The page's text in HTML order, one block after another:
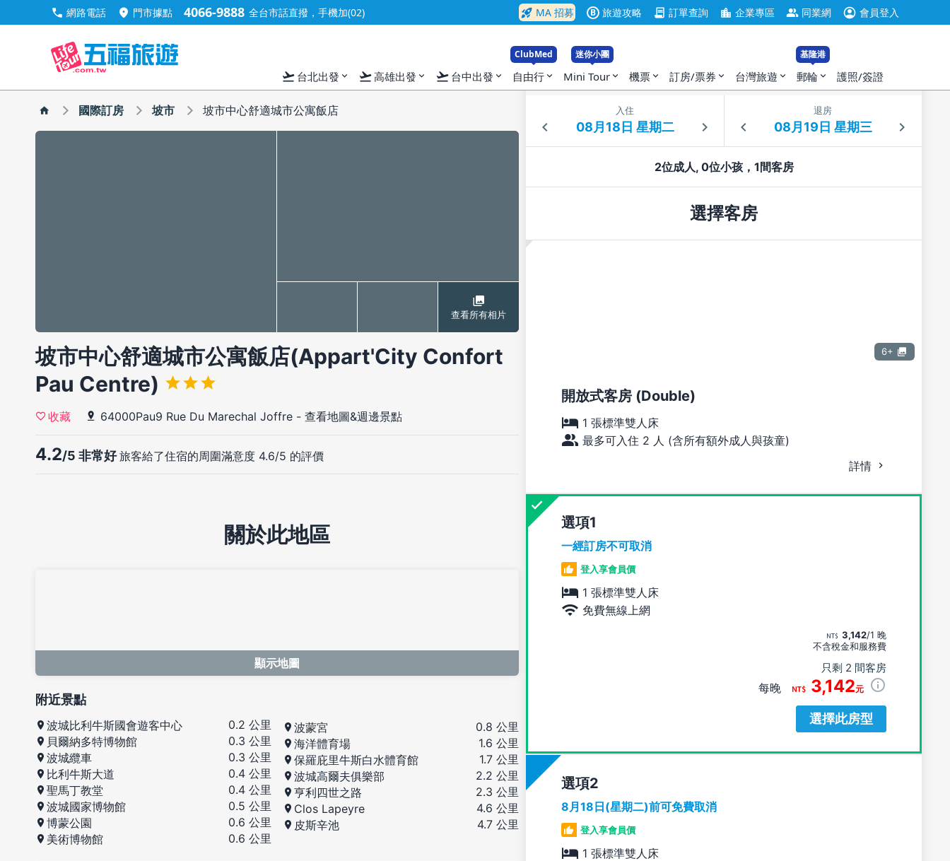
call 網路電話 location_on 門市據點 4066-9888 全台市話直撥，手機加(02) rocket_launch MA 招募 B 旅遊攻略 contract 訂單查詢 location_city 企業專區 group 同業網 account_circle 會員登入
flight_takeoff 台北出發 expand_more flight_takeoff高雄出發 expand_more flight_takeoff 台中出發 expand_more
ClubMed
自由行 expand_more
迷你小團
Mini Tour expand_more 機票 expand_more 訂房/票券 expand_more 台灣旅遊 expand_more
基隆港
郵輪 expand_more 護照/簽證
國際訂房 坡市 坡市中心舒適城市公寓飯店
查看所有相片
坡市中心舒適城市公寓飯店(Appart'City Confort
Pau Centre)
收藏 64000Pau9 Rue Du Marechal Joffre - 查看地圖&週邊景點
4.2/5 非常好旅客給了住宿的周圍滿意度 4.6/5 的評價
入住 退房
2位成人, 0位小孩，1間客房
選擇客房
6+
開放式客房 (Double)
1 張標準雙人床
最多可入住 2 人 (含所有額外成人與孩童)
詳情
選項
一經訂房不可取消
登入享會員價
1 張標準雙人床
免費無線上網
3,142/1 晚
不含稅金和服務費
只剩 2 間客房
每晚 3,142元
選擇此房型
選項
8月18日(星期二)前可免費取消
登入享會員價
1 張標準雙人床
關於此地區
顯示地圖
附近景點
波城比利牛斯國會遊客中心
0.2 公里
貝爾納多特博物館
0.3 公里
波城纜車
0.3 公里
比利牛斯大道
0.4 公里
聖馬丁教堂
0.4 公里
波城國家博物館
0.5 公里
博蒙公園
0.6 公里
美術博物館
0.6 公里
波蒙宮
0.8 公里
海洋體育場
1.6 公里
保羅庇里牛斯白水體育館
1.7 公里
波城高爾夫俱樂部
2.2 公里
亨利四世之路
2.3 公里
Clos Lapeyre
4.6 公里
皮斯辛池
4.7 公里